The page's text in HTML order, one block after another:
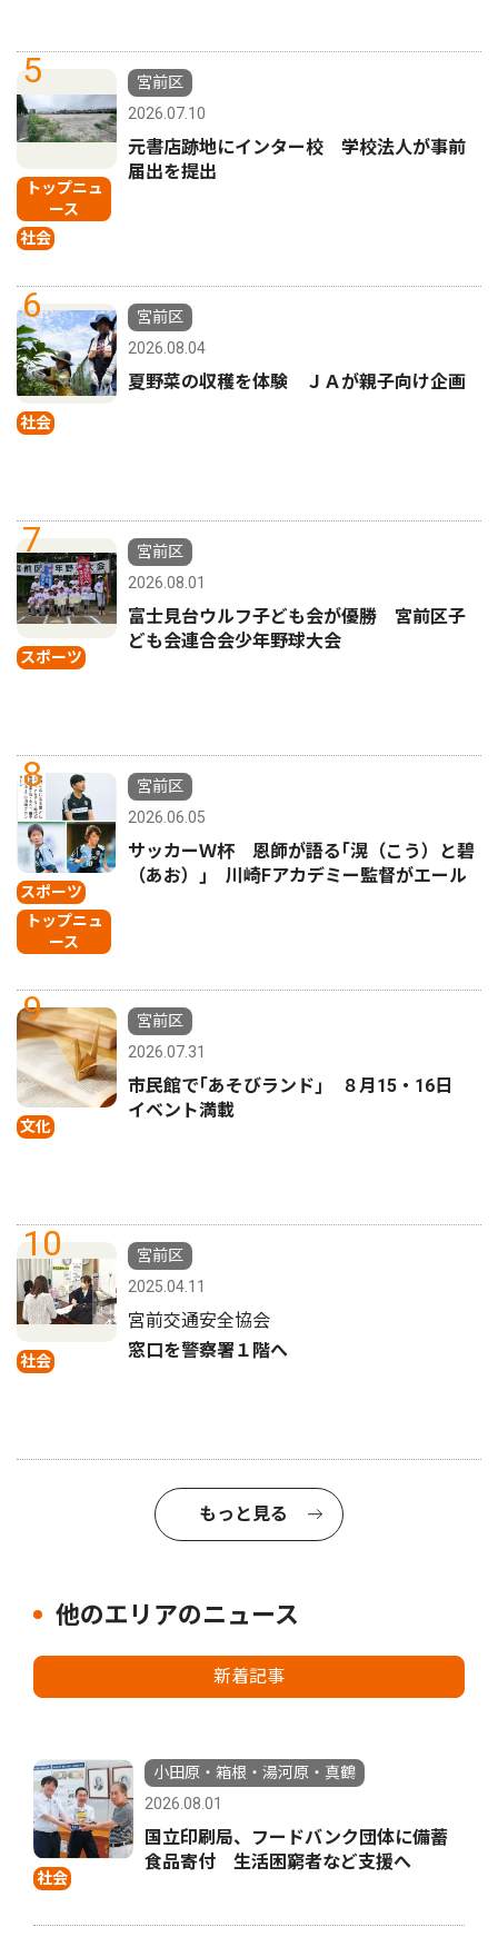
5
トップニュ
ース
社会
宮前区
2026.07.10
元書店跡地にインター校 学校法人が事前
届出を提出
6
社会
宮前区
2026.08.04
夏野菜の収穫を体験 ＪＡが親子向け企画
7
スポーツ
宮前区
2026.08.01
富士見台ウルフ子ども会が優勝 宮前区子
ども会連合会少年野球大会
8
スポーツ
トップニュ
ース
宮前区
2026.06.05
サッカーＷ杯 恩師が語る｢滉（こう）と碧
（あお）｣ 川崎Fアカデミー監督がエール
9
文化
宮前区
2026.07.31
市民館で｢あそびランド｣ ８月15・16日
イベント満載
10
社会
宮前区
2025.04.11
宮前交通安全協会
窓口を警察署１階へ
もっと見る
他のエリアのニュース
新着記事
社会
小田原・箱根・湯河原・真鶴
2026.08.01
国立印刷局、フードバンク団体に備蓄
食品寄付 生活困窮者など支援へ